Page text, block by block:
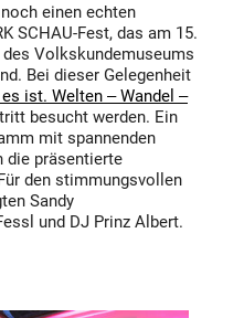
einen echten
SCHAU-Fest, das am 15.
Volkskundemuseums
Bei dieser Gelegenheit
ist. Welten ‒ Wandel ‒
besucht werden. Ein
mit spannenden
die präsentierte
den stimmungsvollen
Sandy
und DJ Prinz Albert.